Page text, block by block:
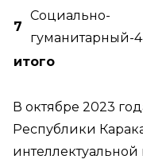
7
Социально-
гуманитарный-4
итого
В октябре 2023
Республики
интеллектуальной